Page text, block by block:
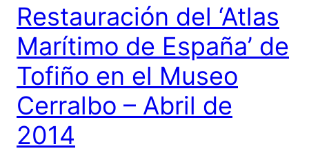
Restauración del ‘Atlas
Marítimo de España’ de
Tofiño en el Museo
Cerralbo – Abril de
2014